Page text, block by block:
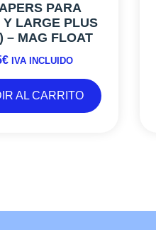
PARA
Y LARGE PLUS
– MAG FLOAT
€ IVA INCLUIDO
AL CARRITO